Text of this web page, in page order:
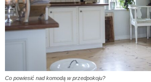
Co powiesić nad komodą w przedpokoju?